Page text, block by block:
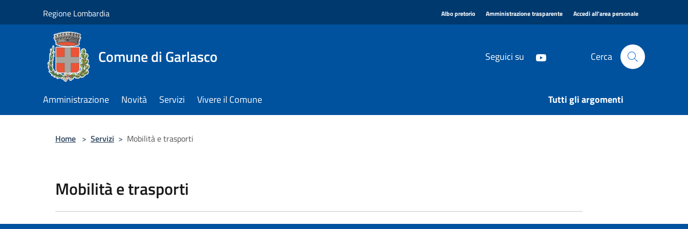
Regione Lombardia Albo pretorio Amministrazione trasparente Accedi all'area personale
Comune di Garlasco Seguici su Cerca
Amministrazione Novità Servizi Vivere il Comune Tutti gli argomenti
Home > Servizi > Mobilità e trasporti
Mobilità e trasporti